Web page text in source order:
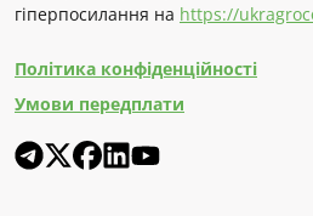
гіперпосилання на https://
Політика конфіденційності
Умови передплати